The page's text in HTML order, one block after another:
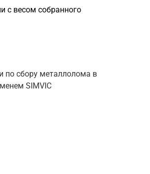
с весом собранного
по сбору металлолома в
SIMVIC